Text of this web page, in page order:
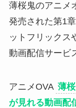
薄桜鬼のアニメ
発売された第1
ットフリックス
動画配信サービ
アニメOVA 薄
が見れる動画配